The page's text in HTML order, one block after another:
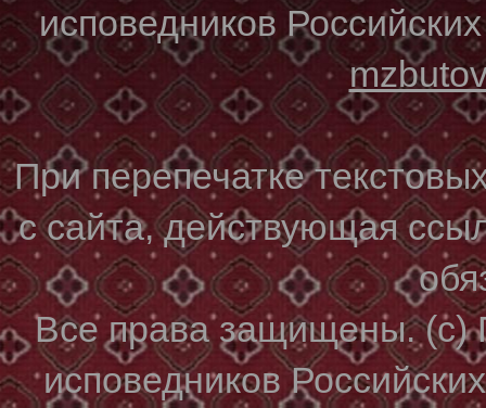
исповедников
При перепечатке
с сайта, действующая
Все права защищены. (с)
исповедников